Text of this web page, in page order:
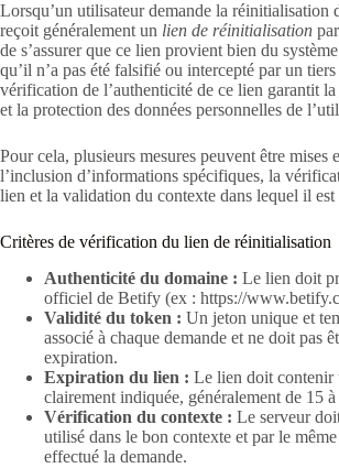
Lorsqu’un utilisateur demande la réinitialisation
reçoit généralement un lien de réinitialisation
de s’assurer que ce lien provient bien du
qu’il n’a pas été falsifié ou intercepté par un
vérification de l’authenticité de ce lien garantit la
et la protection des données personnelles de
Pour cela, plusieurs mesures peuvent être mises
l’inclusion d’informations spécifiques, la
lien et la validation du contexte dans lequel il est
Critères de vérification du lien de réinitialisation
Authenticité du domaine : Le lien doit
officiel de Betify (ex : https://
Validité du token : Un jeton unique et
associé à chaque demande et ne doit pas
expiration.
Expiration du lien : Le lien doit contenir
clairement indiquée, généralement de 15
Vérification du contexte : Le serveur
utilisé dans le bon contexte et par le
effectué la demande.